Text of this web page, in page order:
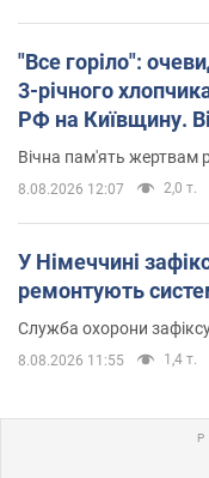
"Все горіло":
3-річного
РФ на Київщину.
Вічна пам'ять жертвам
8.08.2026 12:07 2,0 т.
У Німеччині
ремонтують
Служба охорони
8.08.2026 11:55 1,4 т.